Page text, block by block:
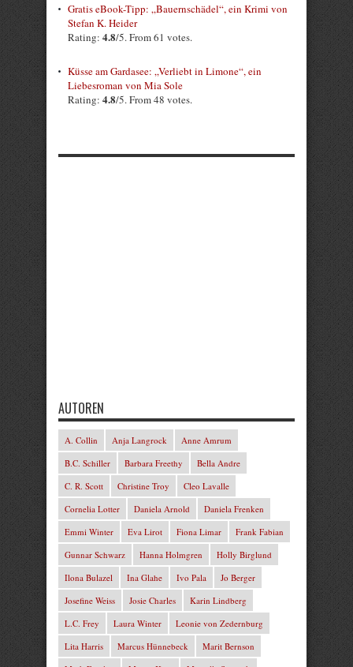
Gratis eBook-Tipp: „Bauernschädel“, ein Krimi von
Stefan K. Heider
Rating: 4.8/5. From 61 votes.
Küsse am Gardasee: „Verliebt in Limone“, ein
Liebesroman von Mia Sole
Rating: 4.8/5. From 48 votes.
AUTOREN
A. Collin Anja Langrock
Anne Amrum
B.C. Schiller
Barbara Freethy
Bella Andre
C. R. Scott
Christine Troy
Cleo Lavalle
Cornelia Lotter
Daniela Arnold
Daniela Frenken
Emmi Winter
Eva Lirot Fiona Limar
Frank Fabian
Gunnar Schwarz
Hanna Holmgren
Holly Birglund
Ilona Bulazel
Ina Glahe Ivo Pala
Jo Berger
Josefine Weiss
Josie Charles
Karin Lindberg
L.C. Frey
Laura Winter
Leonie von Zedernburg
Lita Harris
Marcus Hünnebeck
Marit Bernson